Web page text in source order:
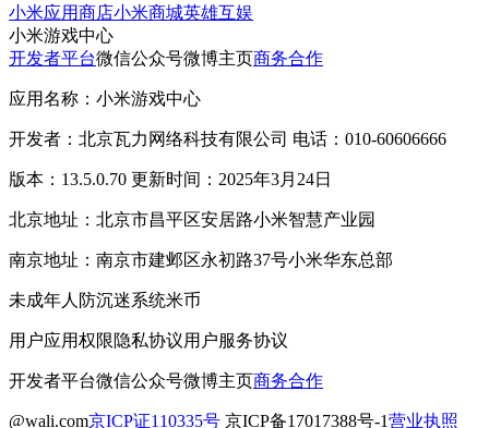
小米应用商店小米商城英雄互娱
小米游戏中心
开发者平台微信公众号微博主页商务合作
应用名称：小米游戏中心
开发者：北京瓦力网络科技有限公司 电话：010-60606666
版本：13.5.0.70 更新时间：2025年3月24日
北京地址：北京市昌平区安居路小米智慧产业园
南京地址：南京市建邺区永初路37号小米华东总部
未成年人防沉迷系统米币
用户应用权限隐私协议用户服务协议
开发者平台微信公众号微博主页商务合作
@wali.com京ICP证110335号 京ICP备17017388号-1营业执照